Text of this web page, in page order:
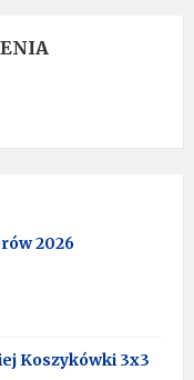
2026
Koszykówki 3x3